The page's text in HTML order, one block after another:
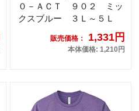
０－ＡＣＴ ９０２ ミッ
クスブルー ３Ｌ～５Ｌ
販売価格： 1,331円
本体価格: 1,210円